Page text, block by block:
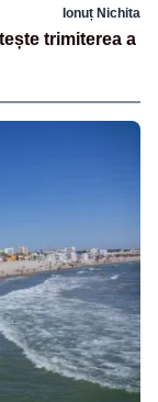
Ionuț Nichita
trimiterea a